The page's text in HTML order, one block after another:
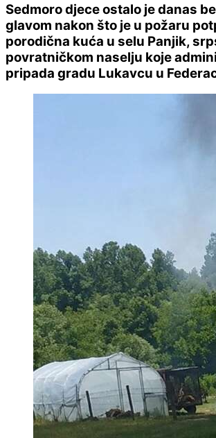
Sedmoro djece ostalo je danas
glavom nakon što je u požaru
porodična kuća u selu Panjik,
povratničkom naselju koje
pripada gradu Lukavcu u